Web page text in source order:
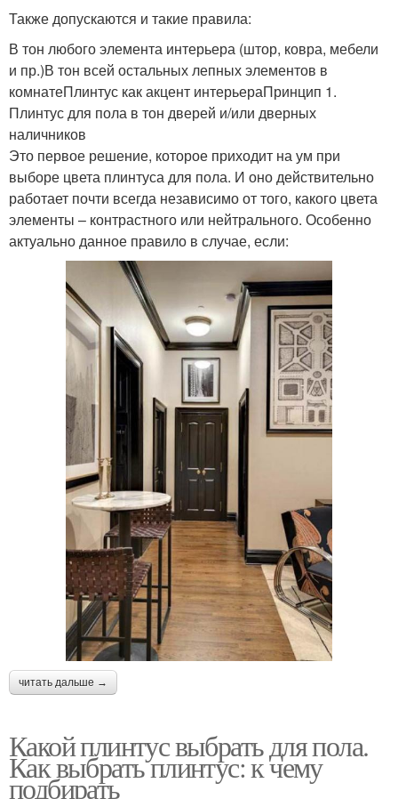
Также допускаются и такие правила:
В тон любого элемента интерьера (штор, ковра, мебели
и пр.)В тон всей остальных лепных элементов в
комнатеПлинтус как акцент интерьераПринцип 1.
Плинтус для пола в тон дверей и/или дверных
наличников
Это первое решение, которое приходит на ум при
выборе цвета плинтуса для пола. И оно действительно
работает почти всегда независимо от того, какого цвета
элементы – контрастного или нейтрального. Особенно
актуально данное правило в случае, если:
читать дальше →
Какой плинтус выбрать для пола.
Как выбрать плинтус: к чему
подбирать